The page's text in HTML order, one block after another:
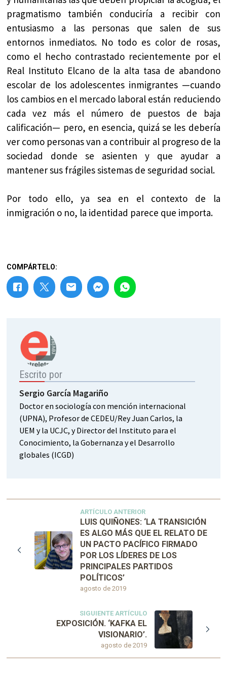
pragmatismo también conduciría a recibir con
entusiasmo a las personas que salen de sus
entornos inmediatos. No todo es color de rosas,
como el hecho contrastado recientemente por el
Real Instituto Elcano de la alta tasa de abandono
escolar de los adolescentes inmigrantes —cuando
los cambios en el mercado laboral están reduciendo
cada vez más el número de puestos de baja
calificación— pero, en esencia, quizá se les debería
ver como personas van a contribuir al progreso de la
sociedad donde se asienten y que ayudar a
mantener sus frágiles sistemas de seguridad social.
Por todo ello, ya sea en el contexto de la
inmigración o no, la identidad parece que importa.
COMPÁRTELO:
Escrito por
Sergio García Magariño
Doctor en sociología con mención internacional
(UPNA), Profesor de CEDEU/Rey Juan Carlos, la
UEM y la UCJC, y Director del Instituto para el
Conocimiento, la Gobernanza y el Desarrollo
globales (ICGD)
ARTÍCULO ANTERIOR
agosto de 2019
LUIS QUIÑONES: ‘LA TRANSICIÓN
ES ALGO MÁS QUE EL RELATO DE
UN PACTO PACÍFICO FIRMADO
POR LOS LÍDERES DE LOS
PRINCIPALES PARTIDOS
POLÍTICOS’
SIGUIENTE ARTÍCULO
agosto de 2019
EXPOSICIÓN. ‘KAFKA EL
VISIONARIO’.